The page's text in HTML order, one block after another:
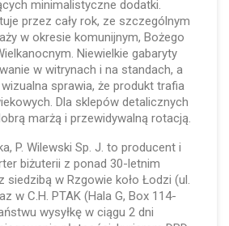
minimalistyczne dodatki.
przez cały rok, ze szczególnym
w okresie komunijnym, Bożego
Niewielkie gabaryty
w witrynach i na standach, a
sprawia, że produkt trafia
Dla sklepów detalicznych
marżą i przewidywalną rotacją.
P. Wilewski Sp. J. to producent i
biżuterii z ponad 30-letnim
siedzibą w Rzgowie koło Łodzi (ul.
w C.H. PTAK (Hala G, Box 114-
wysyłkę w ciągu 2 dni